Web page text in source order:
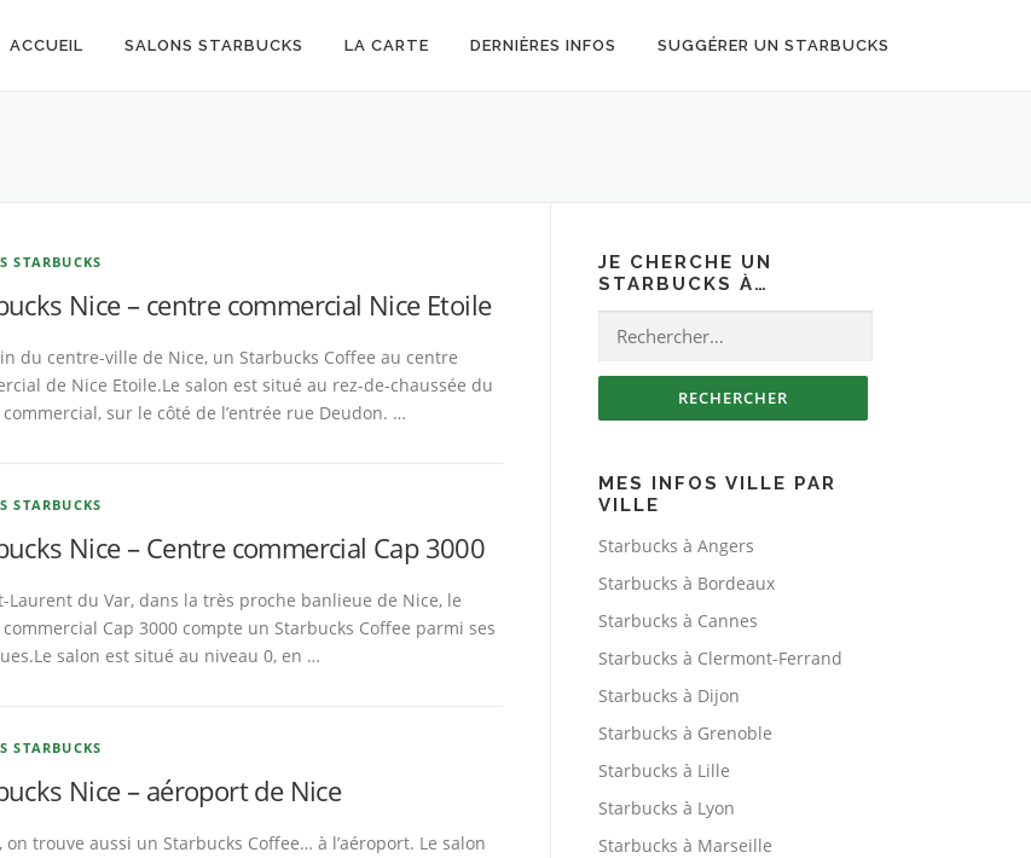
ACCUEIL SALONS STARBUCKS LA CARTE DERNIÈRES INFOS SUGGÉRER UN STARBUCKS
STARBUCKS
Nice – centre commercial Nice Etoile
du centre-ville de Nice, un Starbucks Coffee au centre
de Nice Etoile.Le salon est situé au rez-de-chaussée du
sur le côté de l’entrée rue Deudon. …
STARBUCKS
Nice – Centre commercial Cap 3000
Laurent du Var, dans la très proche banlieue de Nice, le
Cap 3000 compte un Starbucks Coffee parmi ses
salon est situé au niveau 0, en …
STARBUCKS
Nice – aéroport de Nice
on trouve aussi un Starbucks Coffee… à l’aéroport. Le salon
JE CHERCHE UN
STARBUCKS À…
Rechercher :
MES INFOS VILLE PAR
VILLE
Starbucks à Angers
Starbucks à Bordeaux
Starbucks à Cannes
Starbucks à Clermont-Ferrand
Starbucks à Dijon
Starbucks à Grenoble
Starbucks à Lille
Starbucks à Lyon
Starbucks à Marseille